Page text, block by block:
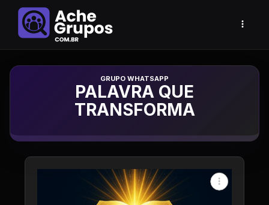
Grupo de Whatsapp
PALAVRA QUE
TRANSFORMA